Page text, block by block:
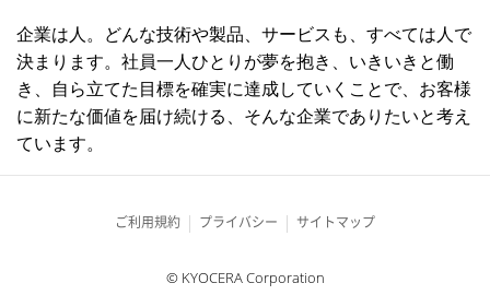
企業は人。どんな技術や製品、サービスも、すべては人で
決まります。社員一人ひとりが夢を抱き、いきいきと働
き、自ら立てた目標を確実に達成していくことで、お客様
に新たな価値を届け続ける、そんな企業でありたいと考え
ています。
ご利用規約 プライバシー サイトマップ
© KYOCERA Corporation